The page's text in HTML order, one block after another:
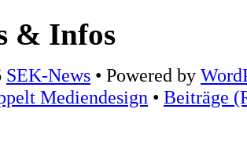
& Infos
SEK-News • Powered by
Mediendesign • Beiträge